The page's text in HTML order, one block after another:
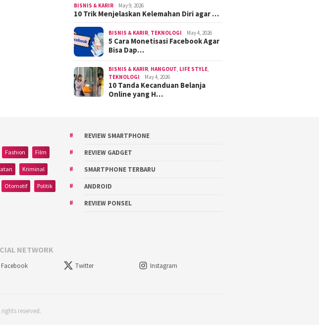
BISNIS & KARIR May 9, 2026
10 Trik Menjelaskan Kelemahan Diri agar …
BISNIS & KARIR TEKNOLOGI May 4, 2026
5 Cara Monetisasi Facebook Agar
Bisa Dap…
BISNIS & KARIR HANGOUT LIFE STYLE
TEKNOLOGI
May 4, 2026
10 Tanda Kecanduan Belanja
Online yang H…
Fashion Film
Kriminal
Otomotif Politik
REVIEW SMARTPHONE
REVIEW GADGET
SMARTPHONE TERBARU
ANDROID
REVIEW PONSEL
NETWORK
Facebook Twitter Instagram
reserved.